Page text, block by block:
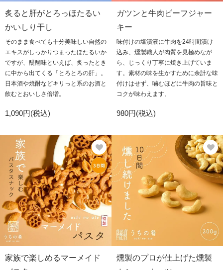
炙ると肝がとろっほたるい
かいしり干し
そのまま食べても十分美味しい自然の
エキスがしっかりつまったほたるいか
ですが、醍醐味といえば、炙ったとき
に中から出てくる「とろとろの肝」。
日本酒や焼酎などキリっと系のお酒と
飲むとおいしさ倍増。
1,090円(税込)
ガツンと牛肉ビーフジャー
キー
味付けの塩漬液に牛肉を24時間漬け
込み、燻製職人が肉質を見極めなが
ら、じっくり丁寧に焼き上げていま
す。素材の味を生かすために余計な味
付けはせず、噛むほどに牛肉の旨味と
コクが味わえます。
980円(税込)
家族で楽しめるマーメイド
燻製のプロが仕上げた燻製